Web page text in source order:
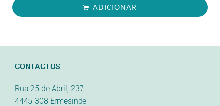
ADICIONAR
CONTACTOS
Rua 25 de Abril, 237
4445-308 Ermesinde